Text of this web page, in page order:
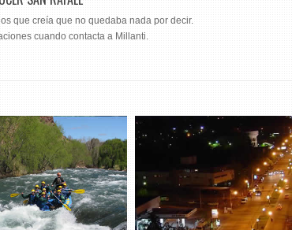
que creía que no quedaba nada por decir.
cuando contacta a Millanti.